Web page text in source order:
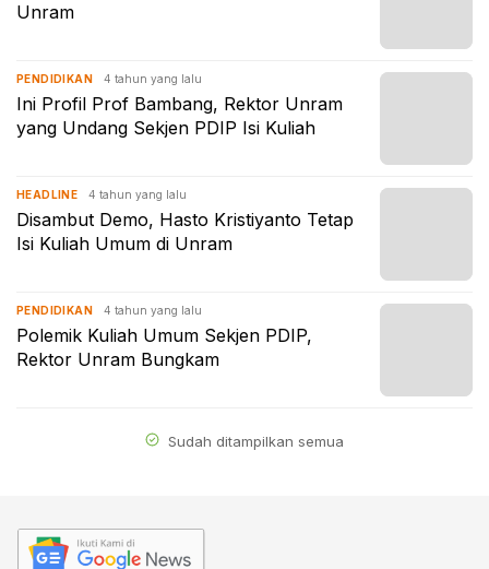
Unram
PENDIDIKAN 4 tahun yang lalu
Ini Profil Prof Bambang, Rektor Unram
yang Undang Sekjen PDIP Isi Kuliah
HEADLINE 4 tahun yang lalu
Disambut Demo, Hasto Kristiyanto Tetap
Isi Kuliah Umum di Unram
PENDIDIKAN 4 tahun yang lalu
Polemik Kuliah Umum Sekjen PDIP,
Rektor Unram Bungkam
Sudah ditampilkan semua